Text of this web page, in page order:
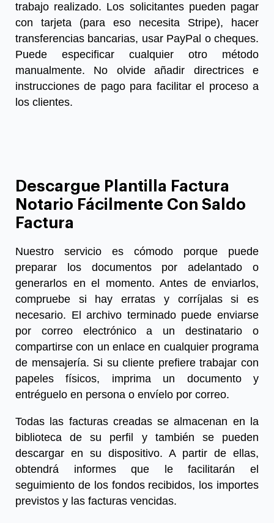
trabajo realizado. Los solicitantes pueden pagar
con tarjeta (para eso necesita Stripe), hacer
transferencias bancarias, usar PayPal o cheques.
Puede especificar cualquier otro método
manualmente. No olvide añadir directrices e
instrucciones de pago para facilitar el proceso a
los clientes.
Descargue Plantilla Factura
Notario Fácilmente Con Saldo
Factura
Nuestro servicio es cómodo porque puede
preparar los documentos por adelantado o
generarlos en el momento. Antes de enviarlos,
compruebe si hay erratas y corríjalas si es
necesario. El archivo terminado puede enviarse
por correo electrónico a un destinatario o
compartirse con un enlace en cualquier programa
de mensajería. Si su cliente prefiere trabajar con
papeles físicos, imprima un documento y
entréguelo en persona o envíelo por correo.
Todas las facturas creadas se almacenan en la
biblioteca de su perfil y también se pueden
descargar en su dispositivo. A partir de ellas,
obtendrá informes que le facilitarán el
seguimiento de los fondos recibidos, los importes
previstos y las facturas vencidas.